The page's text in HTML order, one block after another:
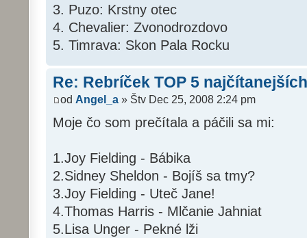
3. Puzo: Krstny otec
4. Chevalier: Zvonodrozdovo
5. Timrava: Skon Pala Rocku
Re: Rebríček TOP 5
od Angel_a » Štv Dec 25, 2008 2:24 pm
Moje čo som prečítala a páčili sa mi:
1.Joy Fielding - Bábika
2.Sidney Sheldon - Bojíš sa tmy?
3.Joy Fielding - Uteč Jane!
4.Thomas Harris - Mlčanie Jahniat
5.Lisa Unger - Pekné lži